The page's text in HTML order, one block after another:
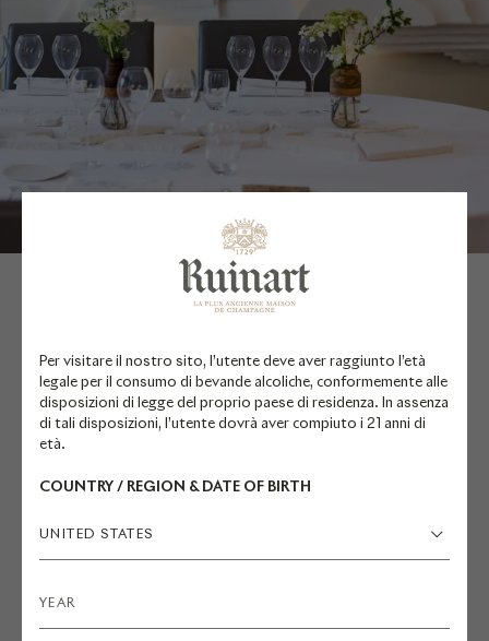
Per visitare il nostro sito, l’utente deve aver raggiunto l’età
legale per il consumo di bevande alcoliche, conformemente alle
disposizioni di legge del proprio paese di residenza. In assenza
di tali disposizioni, l’utente dovrà aver compiuto i 21 anni di
età.
COUNTRY / REGION & DATE OF BIRTH
UNITED STATES
UN MENÙ DI STAGIONE
Scopri la Maison Ruinart e vivi
ingredienti di stagione,